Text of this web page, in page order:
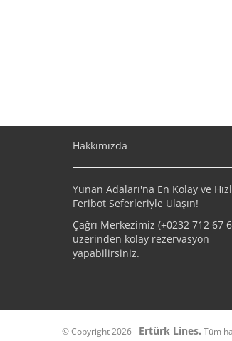
Hakkımızda
Yunan Adaları'na En Kolay ve
Feribot Seferleriyle Ulaşın!
Çağrı Merkezimiz (+0232 712 67
üzerinden kolay rezervasyon
yapabilirsiniz.
© Copyright 2026 - Ertürk Lines. Tüm